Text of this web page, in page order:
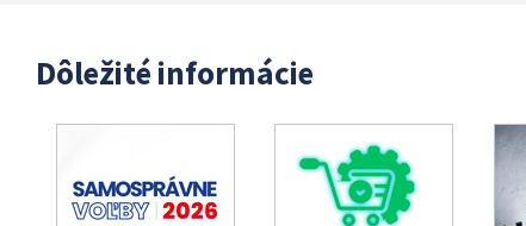
Dôležité informácie